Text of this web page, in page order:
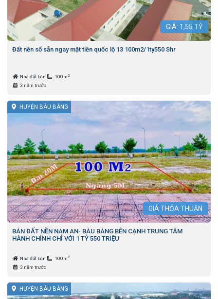
GIÁ: 1,55 TỶ
Đất nền sổ sẵn ngay mặt tiền quốc lộ 13 100m2/1ty550 Shr
Nhà đất bán 100m 2
3 năm trước
HUYỆN BÀU BÀNG
GIÁ THỎA THUẬN
BÁN ĐẤT NỀN NAM AN- BÀU BÀNG BÊN CẠNH TRUNG TÂM
HÀNH CHÍNH CHỈ VỚI 1 TỶ 550 TRIỆU
Nhà đất bán 100m 2
3 năm trước
HUYỆN BÀU BÀNG